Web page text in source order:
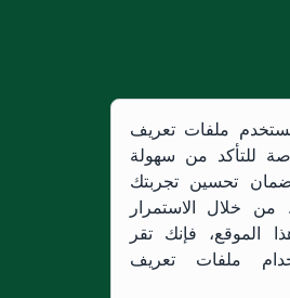
السعودية.
Facebook of
X of Jouf
ملفات تعريف
للتأكد من سهولة
تحسين تجربتك
من خلال الاستمرار
الموقع، فإنك تقر
ملفات تعريف